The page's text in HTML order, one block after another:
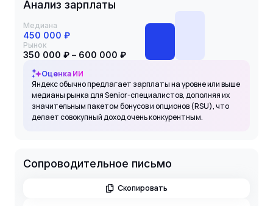
Анализ зарплаты
Медиана
450 000 ₽
Рынок
350 000 ₽ – 600 000 ₽
Оценка ИИ
Яндекс обычно предлагает зарплаты на уровне или выше
медианы рынка для Senior-специалистов, дополняя их
значительным пакетом бонусов и опционов (RSU), что
делает совокупный доход очень конкурентным.
Сопроводительное письмо
Скопировать